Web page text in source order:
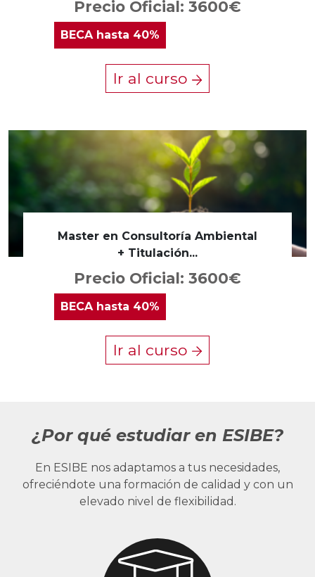
Precio Oficial: 3600€
BECAhasta 40%
Ir al curso
Master en Consultoría Ambiental
+ Titulación...
Precio Oficial: 3600€
BECA hasta 40%
Ir al curso
¿Por qué estudiar en ESIBE?
En ESIBE nos adaptamos a tus necesidades,
ofreciéndote una formación de calidad y con un
elevado nivel de flexibilidad.